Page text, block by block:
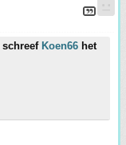
schreef Koen66 het